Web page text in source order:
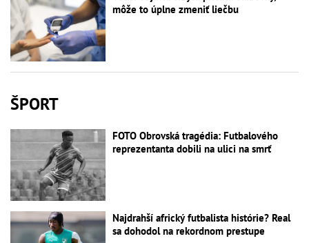
môže to úplne zmeniť liečbu
ŠPORT
FOTO Obrovská tragédia: Futbalového
reprezentanta dobili na ulici na smrť
Najdrahší africký futbalista histórie? Real
sa dohodol na rekordnom prestupe